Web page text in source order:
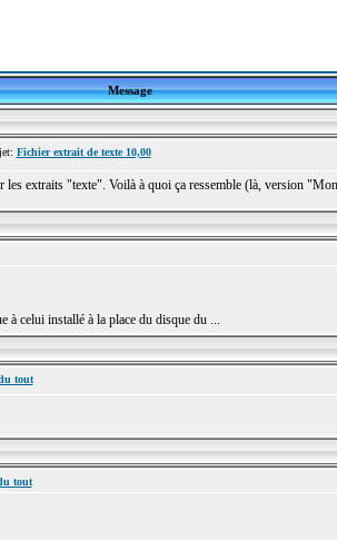
Message
Fichier extrait de texte 10,00
extraits "texte". Voilà à quoi ça ressemble (là, version
celui installé à la place du disque du ...
tout
tout